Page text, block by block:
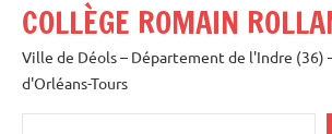
COLLÈGE ROMAIN
Ville de Déols – Département de l'Indre (36)
d'Orléans-Tours